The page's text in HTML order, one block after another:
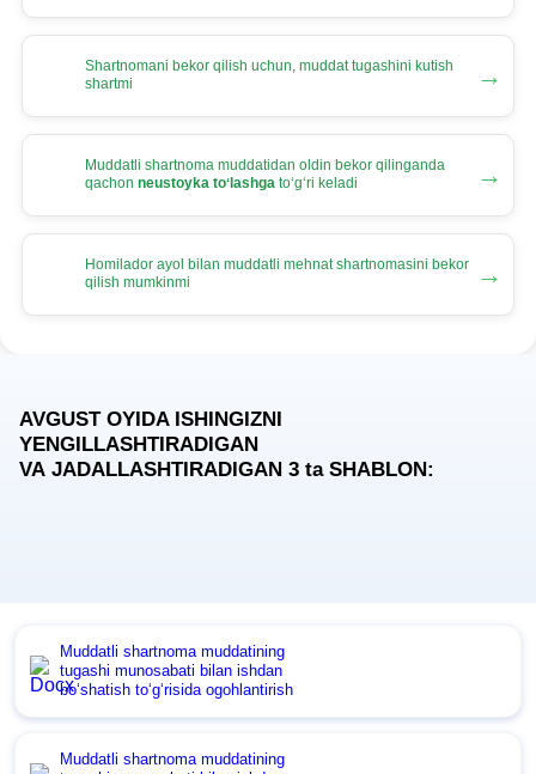
Shartnomani bekor qilish uchun, muddat tugashini kutish
shartmi
→
Muddatli shartnoma muddatidan oldin bekor qilinganda
qachon neustoyka toʻlashga toʻgʻri keladi →
Homilador ayol bilan muddatli mehnat shartnomasini bekor
qilish mumkinmi
→
AVGUST OYIDA ISHINGIZNI
YENGILLASHTIRADIGAN
VA JADALLASHTIRADIGAN 3 taSHABLON:
Muddatli shartnoma muddatining
tugashi munosabati bilan ishdan
boʻshatish toʻgʻrisida ogohlantirish
Muddatli shartnoma muddatining